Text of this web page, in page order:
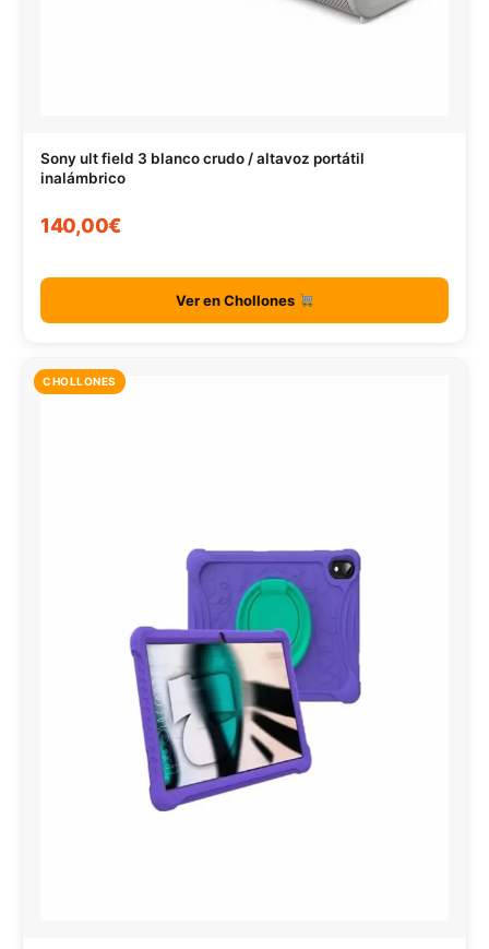
Sony ult field 3 blanco crudo / altavoz portátil
inalámbrico
140,00€
Ver en Chollones
CHOLLONES